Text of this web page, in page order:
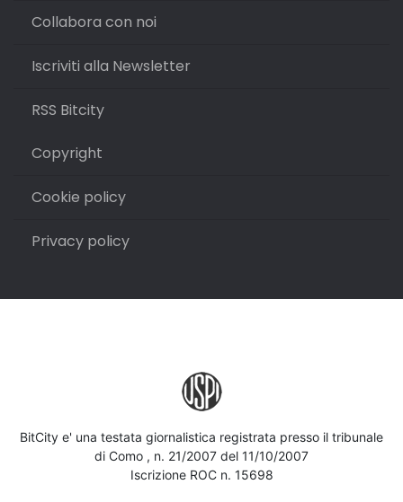
Collabora con noi
Iscriviti alla Newsletter
RSS Bitcity
Copyright
Cookie policy
Privacy policy
BitCity e' una testata giornalistica registrata presso il tribunale
di Como , n. 21/2007 del 11/10/2007
Iscrizione ROC n. 15698